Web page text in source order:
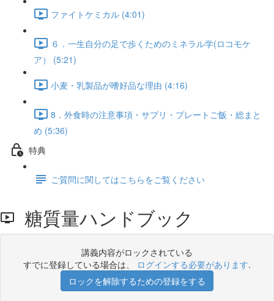
ファイトケミカル (4:01)
６．一生自分の足で歩くためのミネラル学(ロコモケ
ア） (5:21)
小麦・乳製品が嗜好品な理由 (4:16)
8．外食時の注意事項・サプリ・プレートご飯・総まと
め (5:36)
特典
ご質問に関してはこちらをご覧ください
糖質量ハンドブック
講義内容がロックされている
すでに登録している場合は、 ログインする必要があります.
ロックを解除するための登録をする